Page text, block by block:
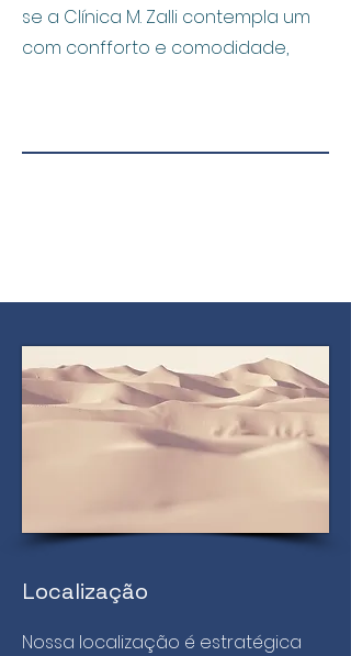
se a Clínica M. Zalli contempla um
com confforto e comodidade,
Localização
Nossa localização é estratégica